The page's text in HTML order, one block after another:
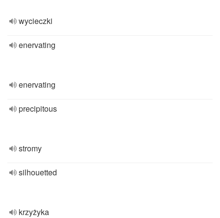
wycieczki
enervating
enervating
precipitous
stromy
silhouetted
krzyżyka